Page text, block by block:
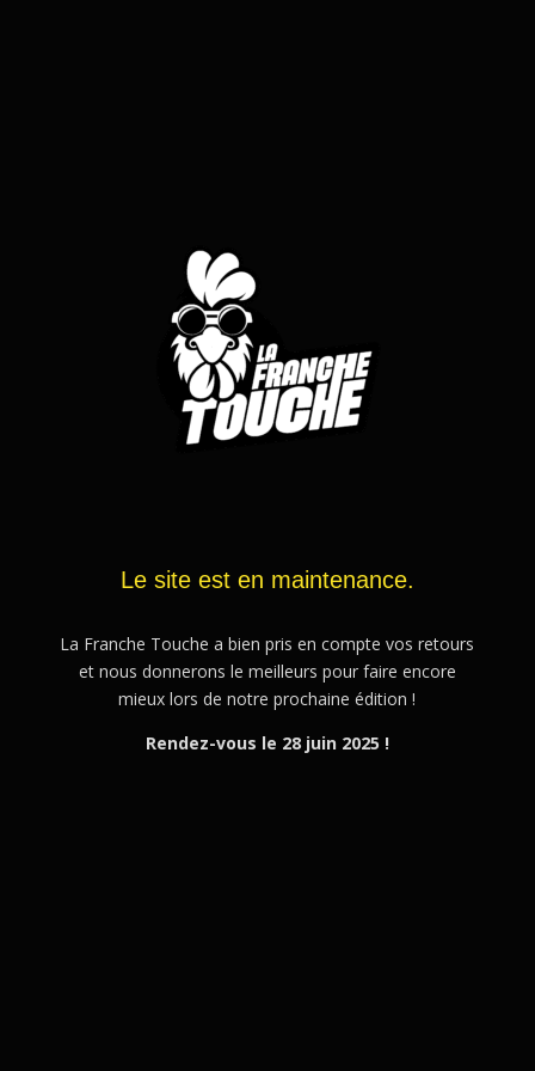
Le site est en maintenance.
La Franche Touche a bien pris en compte vos retours
et nous donnerons le meilleurs pour faire encore
mieux lors de notre prochaine édition !
Rendez-vous le 28 juin 2025 !